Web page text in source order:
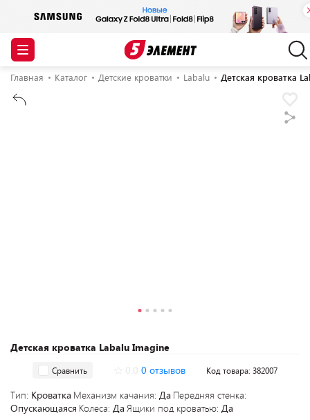
Главная Каталог Детские кроватки Labalu Детская кроватка
Детская кроватка Labalu Imagine
Сравнить 0 отзывов Код товара: 382007
Тип: Кроватка Механизм качания: Да Передняя стенка:
Опускающаяся Колеса: ДаЯщики под кроватью: Да